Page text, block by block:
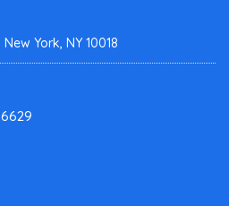
York, NY 10018